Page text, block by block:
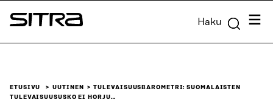
Siirry
suoraan
Sitra Haku
ETUSIVU UUTINEN
TULEVAISUUSBAROMETRI: SUOMALAISTEN
TULEVAISUUSUSKO EI HORJU…